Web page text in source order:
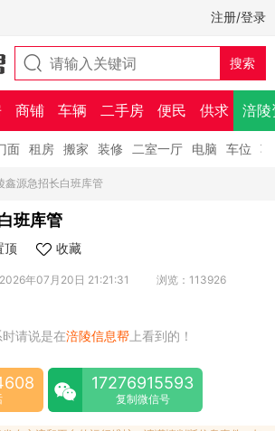
注册/登录
商铺 车辆 二手房 便民 供求 涪陵
面 租房 搬家 装修 二室一厅 电脑 车位
鑫源急招长白班库管
班库管
顶 收藏
年07月20日 21:21:31 浏览：113926
请说是在涪陵信息帮 上看到的！
17276915593
复制微信号